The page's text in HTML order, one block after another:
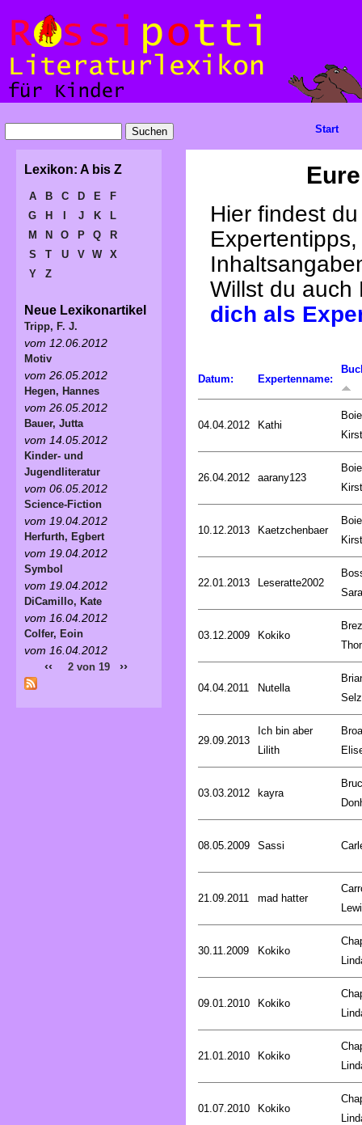
Hier findest
Willst du
dich als
Datum: Expertenname:
04.04.2012 Kathi
26.04.2012 aarany123
10.12.2013 Kaetzchenbaer
22.01.2013 Leseratte2002
03.12.2009 Kokiko
04.04.2011 Nutella
29.09.2013
Ich bin aber
Lilith
03.03.2012 kayra
08.05.2009 Sassi
21.09.2011 mad hatter
30.11.2009 Kokiko
09.01.2010 Kokiko
21.01.2010 Kokiko
01.07.2010 Kokiko
Start
Lexikon: A bis Z
A B C D E
F
G
H J K
L
M
N O P Q
R
S
T U V W
X
Y
Z
Neue Lexikonartikel
Tripp, F. J.
vom 12.06.2012
Motiv
vom 26.05.2012
Hegen, Hannes
vom 26.05.2012
Bauer, Jutta
vom 14.05.2012
Kinder- und
Jugendliteratur
vom 06.05.2012
Science-Fiction
vom 19.04.2012
Herfurth, Egbert
vom 19.04.2012
Symbol
vom 19.04.2012
DiCamillo, Kate
vom 16.04.2012
Colfer, Eoin
vom 16.04.2012
‹‹ 2 von 19 ››